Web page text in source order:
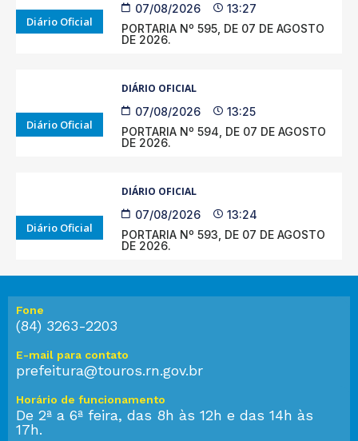
Diário Oficial
07/08/2026
13:27
PORTARIA Nº 595, DE 07 DE AGOSTO
DE 2026.
Diário Oficial
DIÁRIO OFICIAL
07/08/2026
13:25
PORTARIA Nº 594, DE 07 DE AGOSTO
DE 2026.
Diário Oficial
DIÁRIO OFICIAL
07/08/2026
13:24
PORTARIA Nº 593, DE 07 DE AGOSTO
DE 2026.
Fone
(84) 3263-2203
E-mail para contato
prefeitura@touros.rn.gov.br
Horário de funcionamento
De 2ª a 6ª feira, das 8h às 12h e das 14h às
17h.